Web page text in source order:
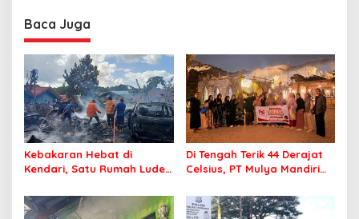
Baca Juga
Kebakaran Hebat di
Kendari, Satu Rumah Ludes
Di Tengah Terik 44 Derajat
Celsius, PT Mulya Mandiri
Jamaah Tetap Sehat dan
Nyaman Beribadah